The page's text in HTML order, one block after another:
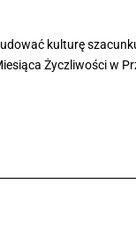
kulturę
Życzliwości w